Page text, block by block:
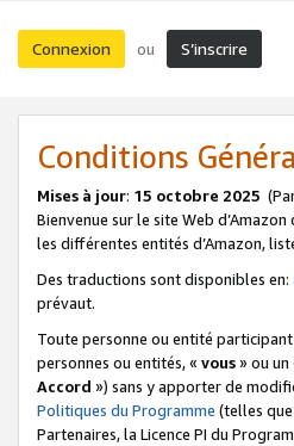
Connexion ou S’inscrire
Conditions
Mises à jour: 15 octobre 2025
Bienvenue sur le site Web
les différentes entités d’Amazon,
Des traductions sont disponibles en:
prévaut.
Toute personne ou entité
personnes ou entités, « vous» ou un
Accord ») sans y apporter de
Politiques du Programme (telles
Partenaires, la Licence PI du